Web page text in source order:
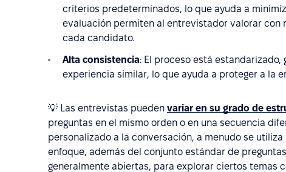
criterios predeterminados, lo que ayuda a
evaluación permiten al entrevistador valorar con
cada candidato.
Alta consistencia: El proceso está
experiencia similar, lo que ayuda a proteger a la
💡 Las entrevistas pueden variar en su grado de
preguntas en el mismo orden o en una secuencia
personalizado a la conversación, a menudo se
enfoque, además del conjunto estándar de
generalmente abiertas, para explorar ciertos temas